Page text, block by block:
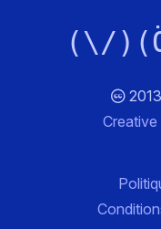
(\/